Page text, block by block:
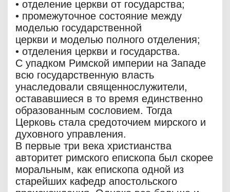
• отделение церкви от государства;
• промежуточное состояние между
моделью государственной
церкви и моделью полного отделения;
• отделения церкви и государства.
С упадком Римской империи на Западе
всю государственную власть
унаследовали священнослужители,
остававшиеся в то время единственно
образованным сословием. Тогда
Церковь стала средоточием мирского и
духовного управления.
В первые три века христианства
авторитет римского епископа был скорее
моральным, как епископа одной из
старейших кафедр апостольского